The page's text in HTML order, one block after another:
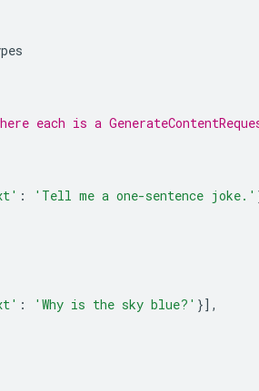
each is a
: 'Tell me a one-sentence joke.'
: 'Why is the sky blue?' }],